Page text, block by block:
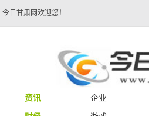
今日甘肃网欢迎您！
资讯 企业